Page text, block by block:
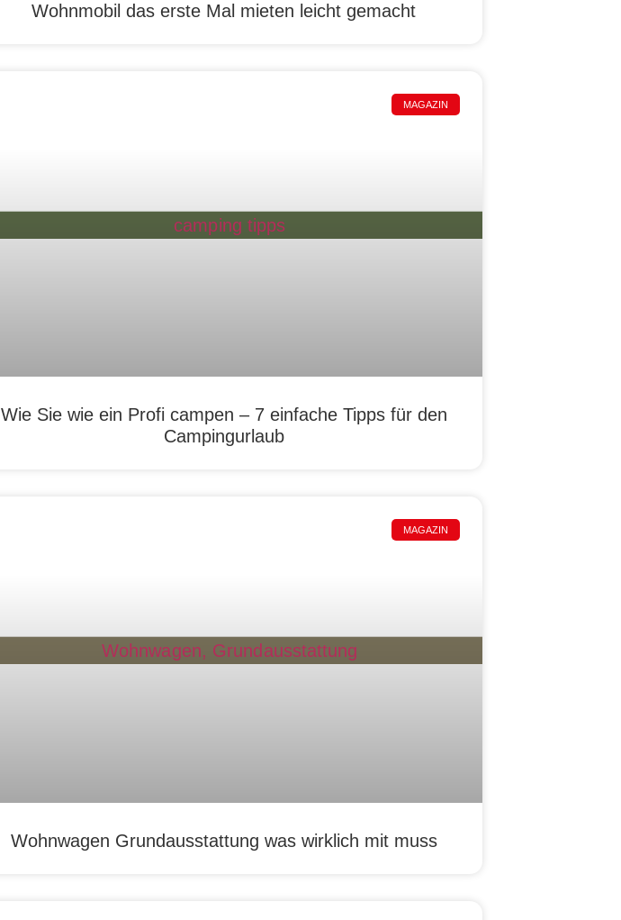
Wohnmobil das erste Mal mieten leicht gemacht
MAGAZIN
Wie Sie wie ein Profi campen – 7 einfache Tipps für den
Campingurlaub
MAGAZIN
Wohnwagen Grundausstattung was wirklich mit muss